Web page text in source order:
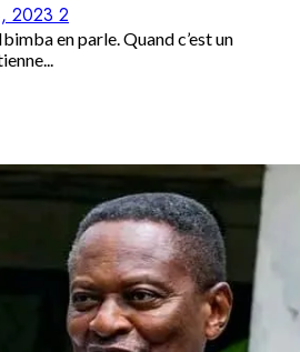
2023 2
en parle. Quand c’est un